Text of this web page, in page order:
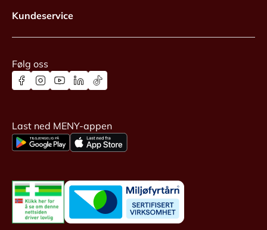
Kundeservice
Følg oss
Last ned MENY-appen